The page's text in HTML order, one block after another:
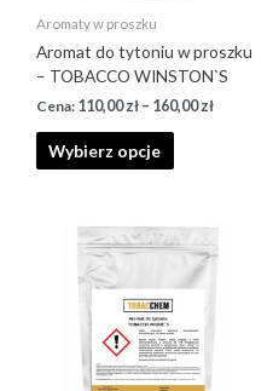
Aromaty w proszku
Aromat do tytoniu w proszku
– TOBACCO WINSTON`S
110,00zł – 160,00zł
Wybierz opcje